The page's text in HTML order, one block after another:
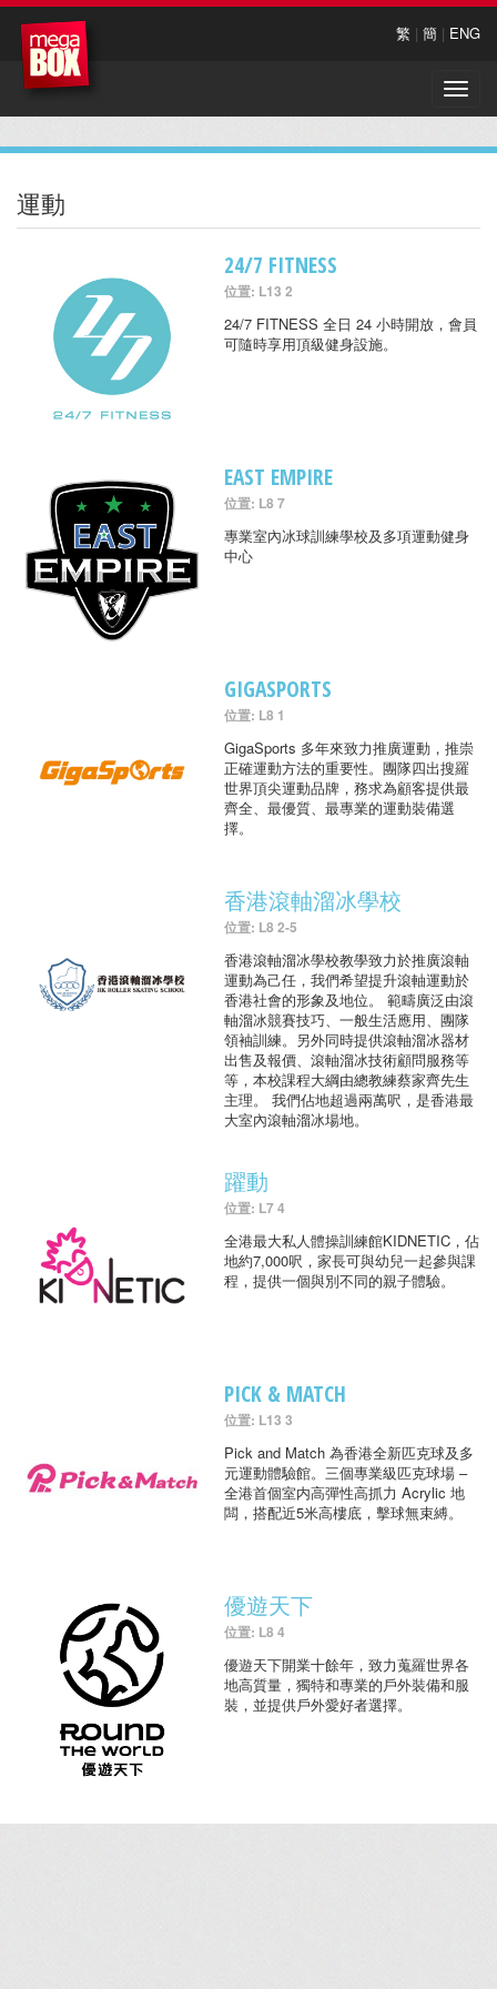
繁 | 簡 | ENG
Toggle
運動
24/7 FITNESS
位置: L13 2
24/7 FITNESS 全日 24 小時開放，會員
可隨時享用頂級健身設施。
EAST EMPIRE
位置: L8 7
專業室內冰球訓練學校及多項運動健身
中心
GIGASPORTS
位置: L8 1
GigaSports 多年來致力推廣運動，推崇
正確運動方法的重要性。團隊四出搜羅
世界頂尖運動品牌，務求為顧客提供最
齊全、最優質、最專業的運動裝備選
擇。
香港滾軸溜冰學校
位置: L8 2-5
香港滾軸溜冰學校教學致力於推廣滾軸
運動為己任，我們希望提升滾軸運動於
香港社會的形象及地位。 範疇廣泛由滾
軸溜冰競賽技巧、一般生活應用、團隊
領袖訓練。另外同時提供滾軸溜冰器材
出售及報價、滾軸溜冰技術顧問服務等
等，本校課程大綱由總教練蔡家齊先生
主理。 我們佔地超過兩萬呎，是香港最
大室內滾軸溜冰場地。
躍動
位置: L7 4
全港最大私人體操訓練館KIDNETIC，佔
地約7,000呎，家長可與幼兒一起參與課
程，提供一個與別不同的親子體驗。
PICK & MATCH
位置: L13 3
Pick and Match 為香港全新匹克球及多
元運動體驗館。三個專業級匹克球場 –
全港首個室内高彈性高抓力 Acrylic 地
闆，搭配近5米高樓底，擊球無束縛。
優遊天下
位置: L8 4
優遊天下開業十餘年，致力蒐羅世界各
地高質量，獨特和專業的戶外裝備和服
裝，並提供戶外愛好者選擇。